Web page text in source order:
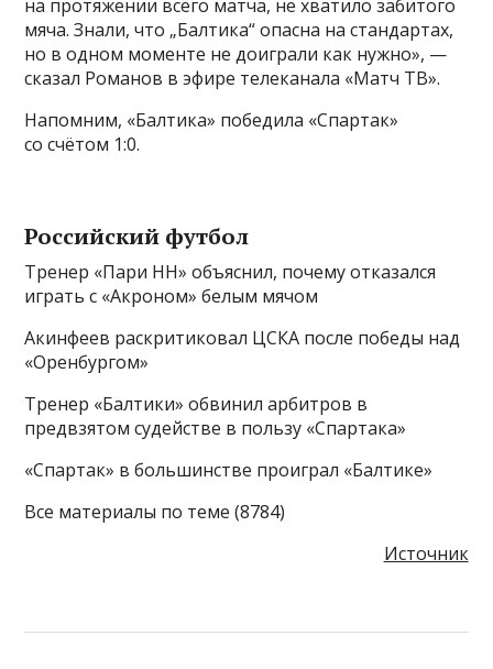
на протяжении всего матча, не хватило забитого
мяча. Знали, что „Балтика“ опасна на стандартах,
но в одном моменте не доиграли как нужно», —
сказал Романов в эфире телеканала «Матч ТВ».
Напомним, «Балтика» победила «Спартак»
со счётом 1:0.
Российский футбол
Тренер «Пари НН» объяснил, почему отказался
играть с «Акроном» белым мячом
Акинфеев раскритиковал ЦСКА после победы над
«Оренбургом»
Тренер «Балтики» обвинил арбитров в
предвзятом судействе в пользу «Спартака»
«Спартак» в большинстве проиграл «Балтике»
Все материалы по теме (8784)
Источник